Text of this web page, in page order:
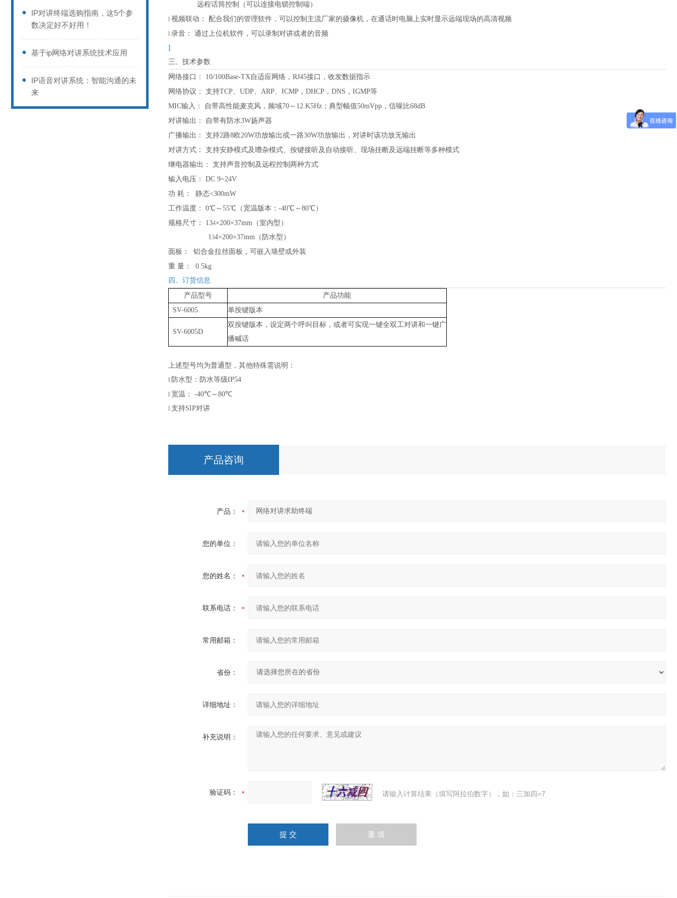
IP对讲终端选购指南，这5个参
数决定好不好用！
基于ip网络对讲系统技术应用
IP语音对讲系统：智能沟通的未
来
远程话筒控制（可以连接电锁控制端）
l 视频联动： 配合我们的管理软件，可以控制主流厂家的摄像机，在通话时电脑上实时显示远端现场的高清视频
l 录音： 通过上位机软件，可以录制对讲或者的音频
l
三、技术参数
网络接口：
10/100Base-TX自适应网络，RJ45接口，收发数据指示
网络协议：
支持TCP、UDP、ARP、ICMP，DHCP，DNS，IGMP等
MIC输入：
自带高性能麦克风，频域70～12.K5Hz；典型幅值50mVpp，信噪比68dB
对讲输出：
自带有防水3W扬声器
广播输出：
支持2路8欧20W功放输出或一路30W功放输出 ，对讲时该功放无输出
对讲方式：
支持安静模式及嘈杂模式、按键接听及自动接听、现场挂断及远端挂断等多种模式
继电器输出：
支持声音控制及远程控制两种方式
输入电压：
DC 9~24V
功 耗： 静态<300mW
工作温度：
0℃～55℃（宽温版本：-40℃～80℃）
规格尺寸：
134×200×37mm（室内型）
134×200×37mm（防水型）
面板：
铝合金拉丝面板，可嵌入墙壁或外装
重 量：
0.5kg
四、订货信息
产品型号
产品功能
SV-6005
单按键版本
SV-6005D
双按键版本，设定两个呼叫目标，或者可实现一键全双工对讲和一键广
播喊话
上述型号均为普通型，其他特殊需说明：
l 防水型：防水等级IP54
l 宽温： -40℃～80℃
l 支持SIP对讲
产品咨询
产品：
您的单位：
您的姓名：
联系电话：
常用邮箱：
省份：
详细地址：
补充说明：
验证码： 请输入计算结果（填写阿拉伯数字），如：三加四=7